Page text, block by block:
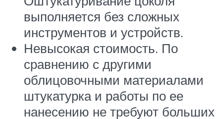
выполняется без сложных
инструментов и устройств.
Невысокая стоимость. По
сравнению с другими
облицовочными материалами
штукатурка и работы по ее
нанесению не требуют больших